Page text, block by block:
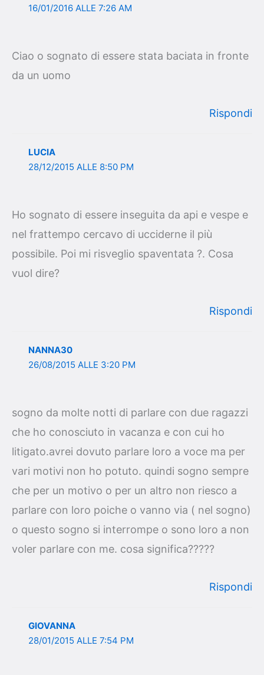
16/01/2016 ALLE 7:26 AM
Ciao o sognato di essere stata baciata in fronte
da un uomo
Rispondi
LUCIA
28/12/2015 ALLE 8:50 PM
Ho sognato di essere inseguita da api e vespe e
nel frattempo cercavo di ucciderne il più
possibile. Poi mi risveglio spaventata ?. Cosa
vuol dire?
Rispondi
NANNA30
26/08/2015 ALLE 3:20 PM
sogno da molte notti di parlare con due ragazzi
che ho conosciuto in vacanza e con cui ho
litigato.avrei dovuto parlare loro a voce ma per
vari motivi non ho potuto. quindi sogno sempre
che per un motivo o per un altro non riesco a
parlare con loro poiche o vanno via ( nel sogno)
o questo sogno si interrompe o sono loro a non
voler parlare con me. cosa significa?????
Rispondi
GIOVANNA
28/01/2015 ALLE 7:54 PM